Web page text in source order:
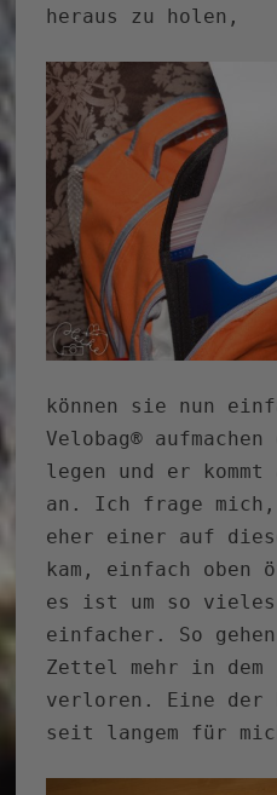
heraus zu holen,
können sie nun
Velobag®
legen und er
an. Ich frage mich,
eher einer auf
kam, einfach oben
es ist um so
einfacher. So
Zettel mehr in dem
verloren. Eine der
seit langem für